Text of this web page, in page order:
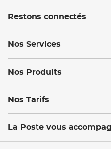
Restons connectés
Nos Services
Nos Produits
Nos Tarifs
La Poste vous